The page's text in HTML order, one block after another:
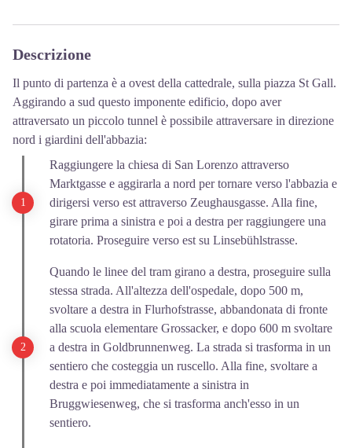
Descrizione
Il punto di partenza è a ovest della cattedrale, sulla piazza St Gall.
Aggirando a sud questo imponente edificio, dopo aver
attraversato un piccolo tunnel è possibile attraversare in direzione
nord i giardini dell'abbazia:
Raggiungere la chiesa di San Lorenzo attraverso
Marktgasse e aggirarla a nord per tornare verso l'abbazia e
dirigersi verso est attraverso Zeughausgasse. Alla fine,
girare prima a sinistra e poi a destra per raggiungere una
rotatoria. Proseguire verso est su Linsebühlstrasse.
Quando le linee del tram girano a destra, proseguire sulla
stessa strada. All'altezza dell'ospedale, dopo 500 m,
svoltare a destra in Flurhofstrasse, abbandonata di fronte
alla scuola elementare Grossacker, e dopo 600 m svoltare
a destra in Goldbrunnenweg. La strada si trasforma in un
sentiero che costeggia un ruscello. Alla fine, svoltare a
destra e poi immediatamente a sinistra in
Bruggwiesenweg, che si trasforma anch'esso in un
sentiero.